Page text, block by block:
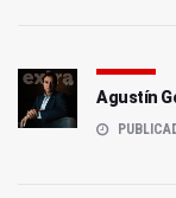
Agustín